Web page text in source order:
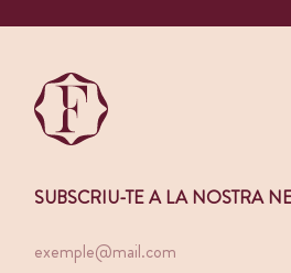
SUBSCRIU-TE A LA NOSTRA